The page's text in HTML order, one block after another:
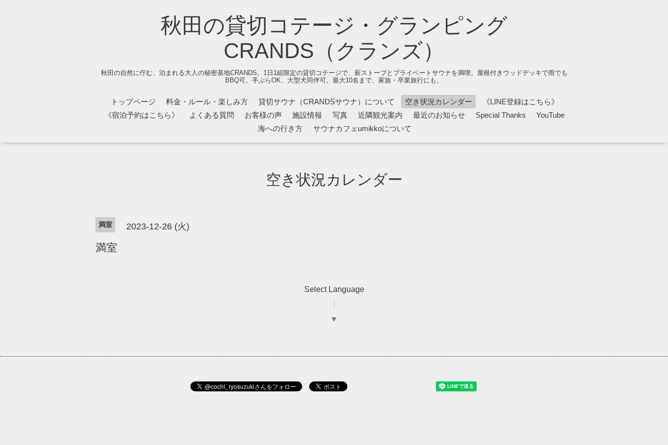
秋田の貸切コテージ・グランピング
CRANDS（クランズ）
秋田の自然に佇む、泊まれる大人の秘密基地CRANDS。1日1組限定の貸切コテージで、薪ストーブとプライベートサウナを満喫。屋根付きウッドデッキで雨でも
BBQ可。手ぶらOK、大型犬同伴可。最大10名まで、家族・卒業旅行にも。
トップページ 料金・ルール・楽しみ方 貸切サウナ（CRANDSサウナ）について 空き状況カレンダー
《LINE登録はこちら》
《宿泊予約はこちら》
よくある質問 お客様の声 施設情報 写真 近隣観光案内 最近のお知らせ Special Thanks
YouTube
海への行き方
サウナカフェumikkoについて
空き状況カレンダー
満室 2023-12-26 (火)
満室
Select Language
▼